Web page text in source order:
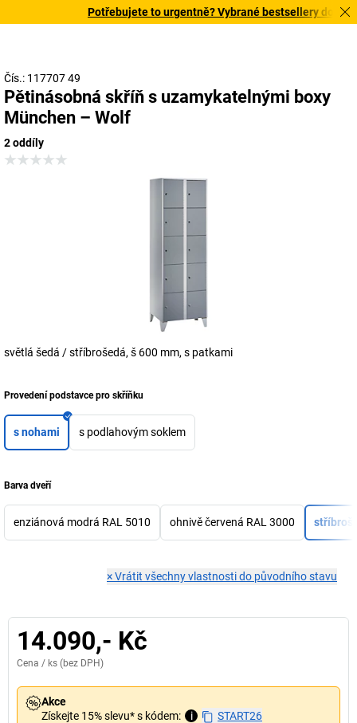
Potřebujete to urgentně? Vybrané bestsellery
Čís.: 117707 49
Pětinásobná skříň s uzamykatelnými boxy
München – Wolf
2 oddíly
světlá šedá / stříbrošedá, š 600 mm, s patkami
Provedení podstavce pro skříňku
s nohami s podlahovým soklem
Barva dveří
enziánová modrá RAL 5010 ohnivě červená RAL 3000
×Vrátit všechny vlastnosti do původního stavu
14.090,- Kč
Cena / ks (bez DPH)
Akce
Získejte 15% slevu* s kódem:
i START26